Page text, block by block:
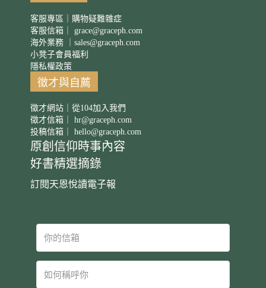
客服專區｜購物疑難雜症
客服信箱｜ grace@graceph.com
海外業務 ｜ sales@graceph.com
小凳子會員福利
隱私權政策
徵才與自薦
徵才網站｜從104加入我們
徵才信箱｜ hr@graceph.com
投稿信箱｜ hello@graceph.com
原創信仰時事內容
好書精選摘錄
訂閱天恩悅讀電子報